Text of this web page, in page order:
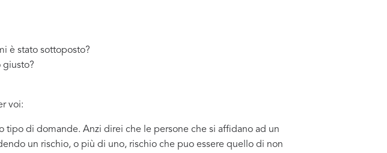
è stato sottoposto?
giusto?
voi:
tipo di domande. Anzi direi che le persone che si affidano ad un
un rischio, o più di uno, rischio che puo essere quello di non